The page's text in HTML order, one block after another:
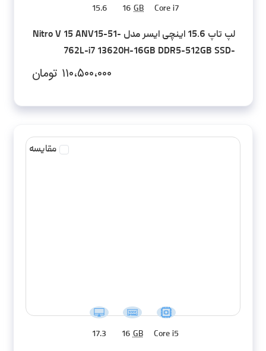
Core i7
16 GB
15.6
لپ تاپ 15.6 اینچی ایسر مدل Nitro V 15 ANV15-51-
762L-i7 13620H-16GB DDR5-512GB SSD-
۱۱۰،۵۰۰،۰۰۰ تومان
مقایسه
Core i5
16GB
17.3